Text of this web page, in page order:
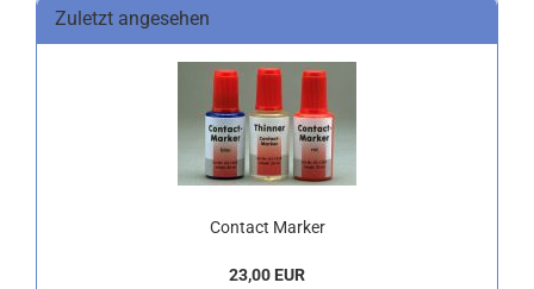
Zuletzt angesehen
Contact Marker
23,00 EUR